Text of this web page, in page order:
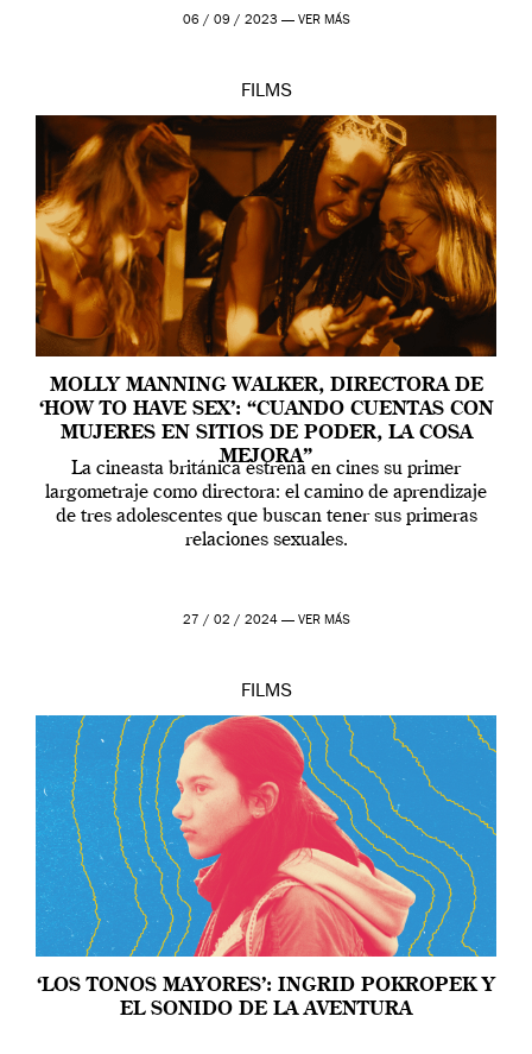
06 / 09 / 2023 — VER MÁS
FILMS
MOLLY MANNING WALKER, DIRECTORA DE
‘HOW TO HAVE SEX’: “CUANDO CUENTAS CON
MUJERES EN SITIOS DE PODER, LA COSA
MEJORA”
La cineasta británica estrena en cines su primer
largometraje como directora: el camino de aprendizaje
de tres adolescentes que buscan tener sus primeras
relaciones sexuales.
27 / 02 / 2024 — VER MÁS
FILMS
‘LOS TONOS MAYORES’: INGRID POKROPEK Y
EL SONIDO DE LA AVENTURA